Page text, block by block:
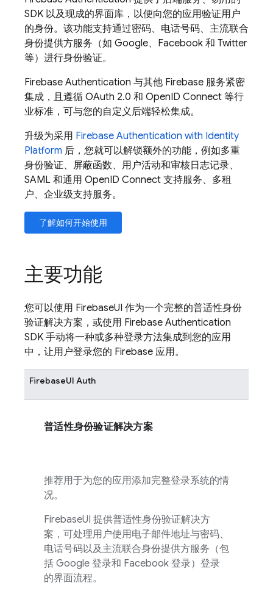
SDK 以及现成的界面库，以便向您的应用验证用户
的身份。该功能支持通过密码、电话号码、主流联合
身份提供方服务（如 Google、Facebook 和 Twitter
等）进行身份验证。
Firebase Authentication 与其他 Firebase 服务紧密
集成，且遵循 OAuth 2.0 和 OpenID Connect 等行
业标准，可与您的自定义后端轻松集成。
升级为采用 Firebase Authentication with Identity
Platform 后，您就可以解锁额外的功能，例如多重
身份验证、屏蔽函数、用户活动和审核日志记录、
SAML 和通用 OpenID Connect 支持服务、多租
户、企业级支持服务。
了解如何开始使用
主要功能
您可以使用 FirebaseUI 作为一个完整的普适性身份
验证解决方案，或使用 Firebase Authentication
SDK 手动将一种或多种登录方法集成到您的应用
中，让用户登录您的 Firebase 应用。
FirebaseUI Auth
普适性身份验证解决方案
推荐用于为您的应用添加完整登录系统的情
况。
FirebaseUI 提供普适性身份验证解决方
案，可处理用户使用电子邮件地址与密码、
电话号码以及主流联合身份提供方服务（包
括 Google 登录和 Facebook 登录）登录
的界面流程。